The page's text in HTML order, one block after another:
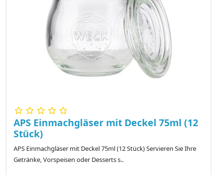
APS Einmachgläser mit Deckel 75ml (12
Stück)
APS Einmachgläser mit Deckel 75ml (12 Stück) Servieren Sie Ihre
Getränke, Vorspeisen oder Desserts s..